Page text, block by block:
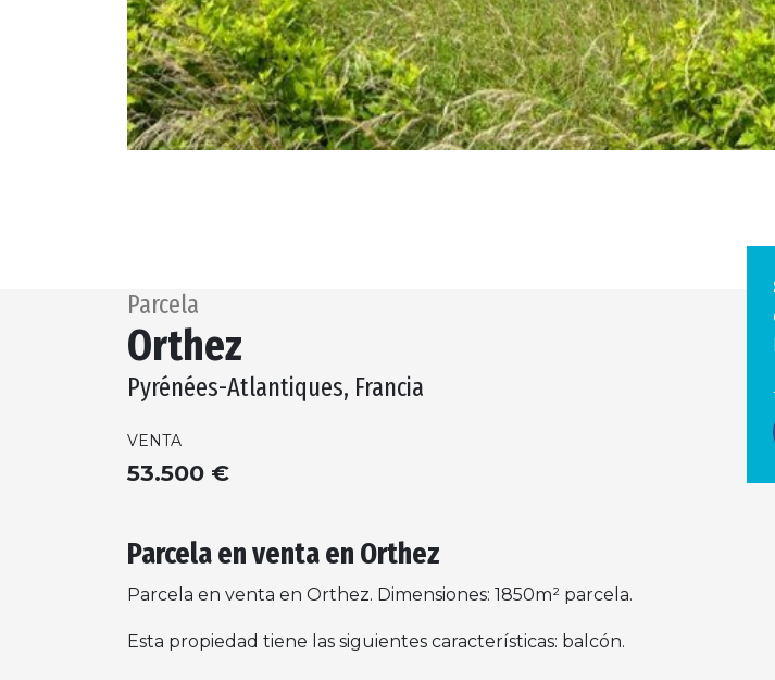
Parcela
Orthez
Pyrénées-Atlantiques, Francia
VENTA
53.500 €
Parcela en venta en Orthez
Parcela en venta en Orthez. Dimensiones: 1850m² parcela.
Esta propiedad tiene las siguientes características: balcón.